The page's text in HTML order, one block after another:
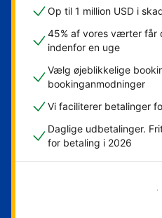
Op til 1 million USD i
45% af vores værter får
indenfor en uge
Vælg øjeblikkelige
bookinganmodninger
Vi faciliterer betalinger
Daglige udbetalinger.
for betaling i 2026
Kom i gang med